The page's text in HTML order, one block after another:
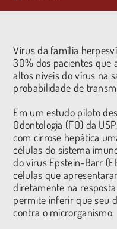
Vírus da família
30% dos pacientes que
altos níveis do vírus na
probabilidade de
Em um estudo piloto
Odontologia (FO) da
com cirrose hepática
células do sistema
do vírus Epstein-Barr
células que
diretamente na
permite inferir que seu
contra o microrganismo.